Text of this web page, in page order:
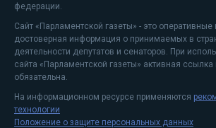
федерации.
Сайт «Парламентской газеты» - это оперативные
достоверная информация о принимаемых в
деятельности депутатов и сенаторов. При
сайта «Парламентской газеты» активная ссылка
обязательна.
На информационном ресурсе применяются
технологии
Положение о защите персональных данных